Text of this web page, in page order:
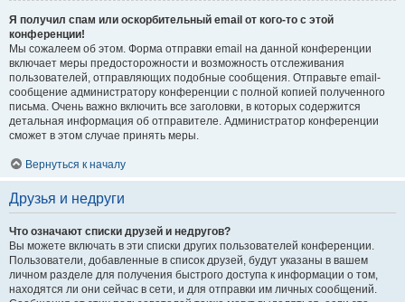
Я получил спам или оскорбительный email от кого-то с этой
конференции!
Мы сожалеем об этом. Форма отправки email на данной конференции
включает меры предосторожности и возможность отслеживания
пользователей, отправляющих подобные сообщения. Отправьте email-
сообщение администратору конференции с полной копией полученного
письма. Очень важно включить все заголовки, в которых содержится
детальная информация об отправителе. Администратор конференции
сможет в этом случае принять меры.
Вернуться к началу
Друзья и недруги
Что означают списки друзей и недругов?
Вы можете включать в эти списки других пользователей конференции.
Пользователи, добавленные в список друзей, будут указаны в вашем
личном разделе для получения быстрого доступа к информации о том,
находятся ли они сейчас в сети, и для отправки им личных сообщений.